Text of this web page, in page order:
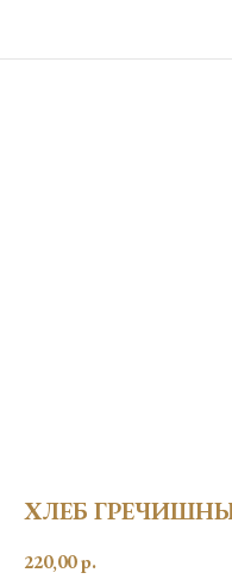
ХЛЕБ
220,00р.